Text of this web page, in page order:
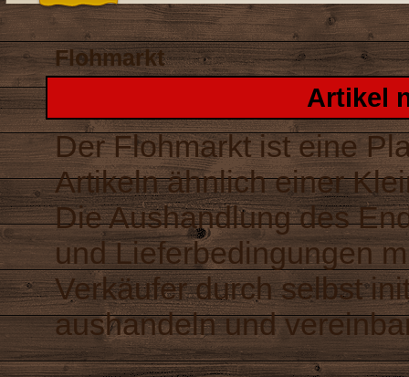
Flohmarkt
Artikel
Der Flohmarkt ist eine
Artikeln ähnlich einer
Die Aushandlung des
und Lieferbedingungen
Verkäufer durch selbst
aushandeln und